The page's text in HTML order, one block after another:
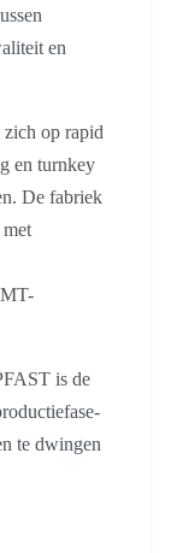
en
op rapid
en turnkey
De fabriek
is de
te dwingen